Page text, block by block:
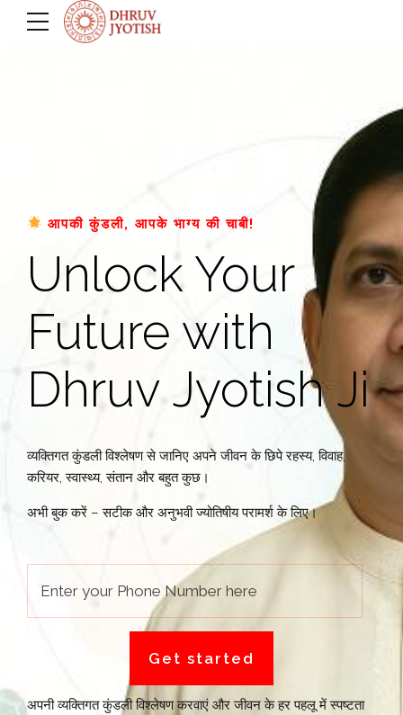
आपकी कुंडली, आपके भाग्य की चाबी!
Unlock Your
Future with
Dhruv Jyotish Ji
व्यक्तिगत कुंडली विश्लेषण से जानिए अपने जीवन के छिपे रहस्य, विवाह,
करियर, स्वास्थ्य, संतान और बहुत कुछ।
अभी बुक करें – सटीक और अनुभवी ज्योतिषीय परामर्श के लिए।
अपनी व्यक्तिगत कुंडली विश्लेषण करवाएं और जीवन के हर पहलू में स्पष्टता